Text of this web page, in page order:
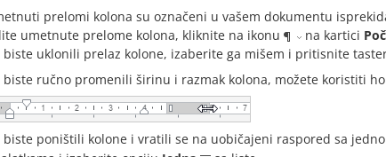
prelomi kolona su označeni u vašem dokumentu
umetnute prelome kolona, kliknite na ikonu
na kartici
biste uklonili prelaz kolone, izaberite ga mišem i pritisnite
biste ručno promenili širinu i razmak kolona, možete koristiti
biste poništili kolone i vratili se na uobičajeni raspored sa